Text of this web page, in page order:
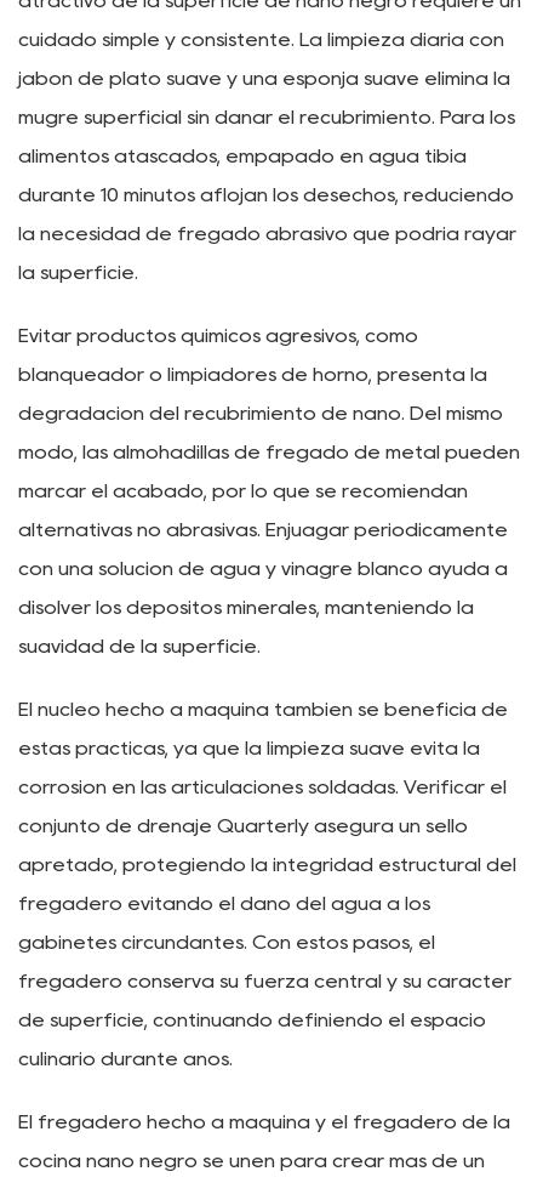
cuidado simple y consistente. La limpieza diaria con
jabón de plato suave y una esponja suave elimina la
mugre superficial sin dañar el recubrimiento. Para los
alimentos atascados, empapado en agua tibia
durante 10 minutos aflojan los desechos, reduciendo
la necesidad de fregado abrasivo que podría rayar
la superficie.
Evitar productos químicos agresivos, como
blanqueador o limpiadores de horno, presenta la
degradación del recubrimiento de nano. Del mismo
modo, las almohadillas de fregado de metal pueden
marcar el acabado, por lo que se recomiendan
alternativas no abrasivas. Enjuagar periódicamente
con una solución de agua y vinagre blanco ayuda a
disolver los depósitos minerales, manteniendo la
suavidad de la superficie.
El núcleo hecho a máquina también se beneficia de
estas prácticas, ya que la limpieza suave evita la
corrosión en las articulaciones soldadas. Verificar el
conjunto de drenaje Quarterly asegura un sello
apretado, protegiendo la integridad estructural del
fregadero evitando el daño del agua a los
gabinetes circundantes. Con estos pasos, el
fregadero conserva su fuerza central y su carácter
de superficie, continuando definiendo el espacio
culinario durante años.
El fregadero hecho a máquina y el fregadero de la
cocina nano negro se unen para crear más de un